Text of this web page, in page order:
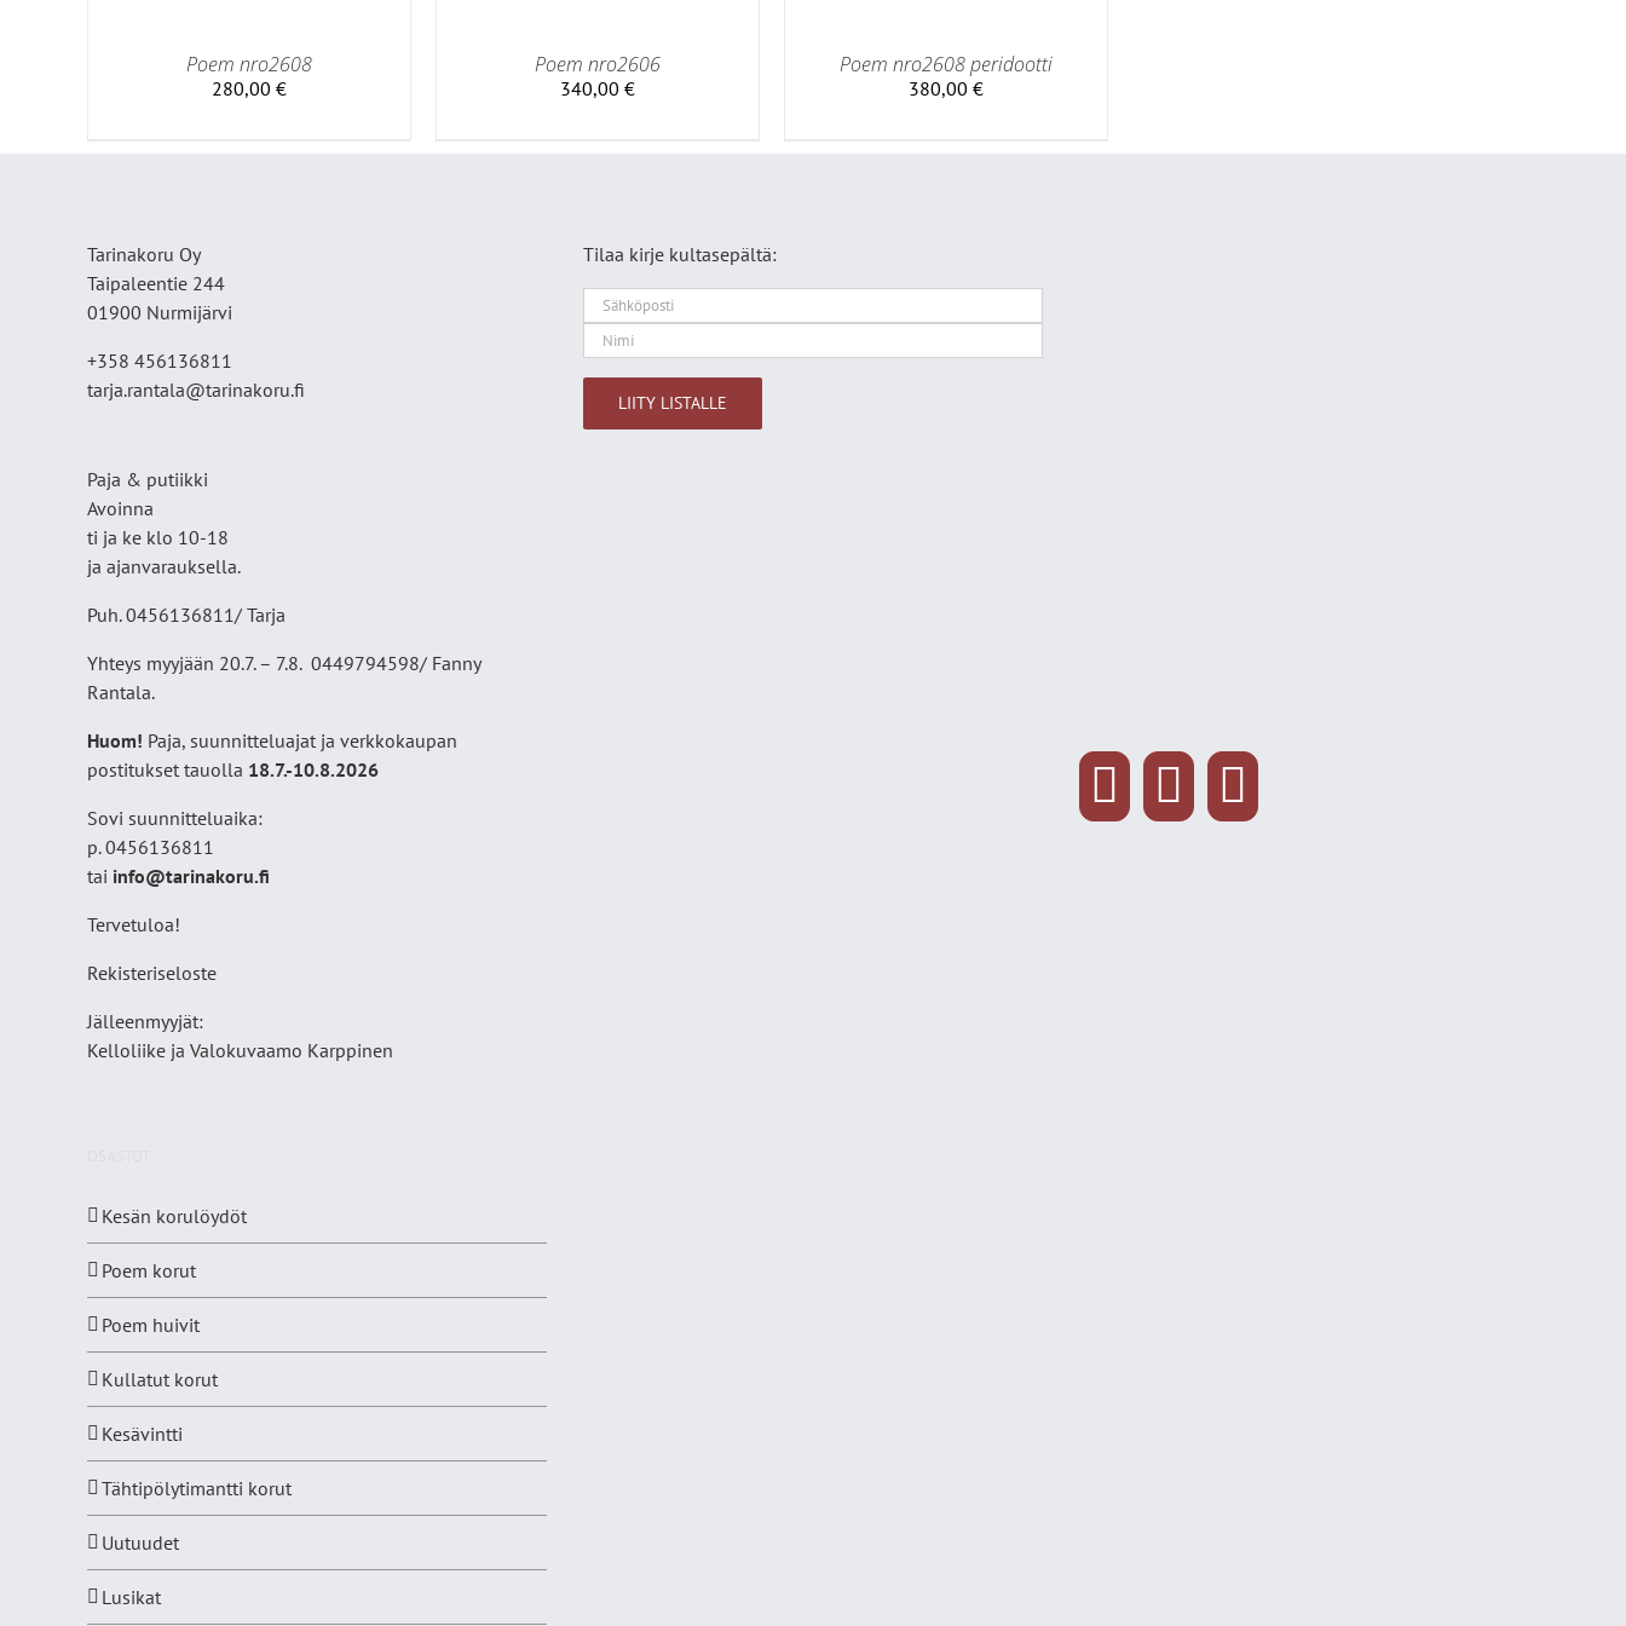
Poem nro2608
280,00 €
Poem nro2606
340,00 €
Poem nro2608 peridootti
380,00 €
Tarinakoru Oy
Taipaleentie 244
01900 Nurmijärvi
+358 456136811
tarja.rantala@tarinakoru.fi
Paja & putiikki
Avoinna
ti ja ke klo 10-18
ja ajanvarauksella.
Puh. 0456136811/ Tarja
Yhteys myyjään 20.7. – 7.8. 0449794598/ Fanny
Rantala.
Huom! Paja, suunnitteluajat ja verkkokaupan
postitukset tauolla 18.7.-10.8.2026
Sovi suunnitteluaika:
p. 0456136811
tai info@tarinakoru.fi
Tervetuloa!
Rekisteriseloste
Jälleenmyyjät:
Kelloliike ja Valokuvaamo Karppinen
Kesän korulöydöt
Poem korut
Poem huivit
Kullatut korut
Kesävintti
Tähtipölytimantti korut
Uutuudet
Lusikat
Tilaa kirje kultasepältä: